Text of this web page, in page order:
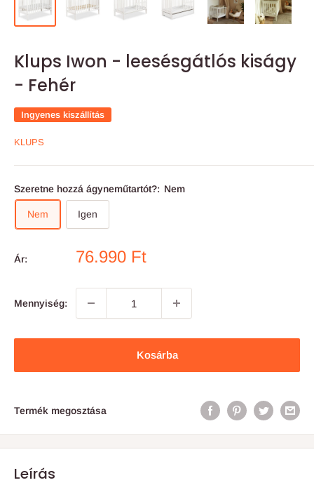
Klups Iwon - leesésgátlós kiságy
- Fehér
Ingyenes kiszállítás
KLUPS
Szeretne hozzá ágyneműtartót?: Nem
Nem Igen
Ár:
Akciós
76.990 Ft
Mennyiség:
Kosárba
Termék megosztása
Leírás